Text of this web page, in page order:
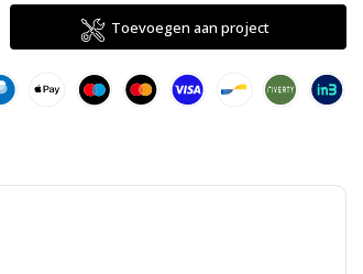
Toevoegen aan project